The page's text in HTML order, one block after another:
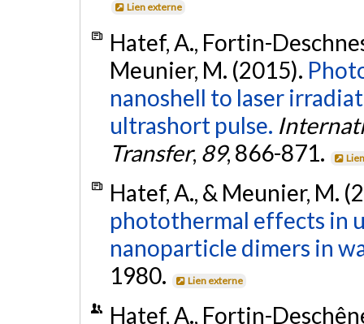
Lien externe
Hatef, A., Fortin-
Meunier, M. (2015).
nanoshell to laser
ultrashort pulse.
Transfer, 89, 866-871.
Hatef, A., & Meunier, M.
photothermal effects in
nanoparticle dimers in
1980.
Lien externe
Hatef, A., Fortin-